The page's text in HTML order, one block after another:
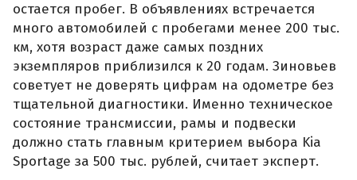
остается пробег. В объявлениях встречается
много автомобилей с пробегами менее 200 тыс.
км, хотя возраст даже самых поздних
экземпляров приблизился к 20 годам. Зиновьев
советует не доверять цифрам на одометре без
тщательной диагностики. Именно техническое
состояние трансмиссии, рамы и подвески
должно стать главным критерием выбора Kia
Sportage за 500 тыс. рублей, считает эксперт.